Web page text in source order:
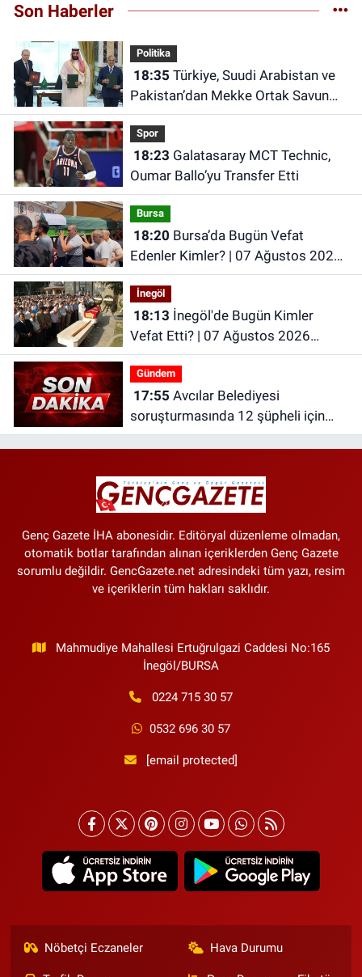
Son Haberler
Politika
18:35
Pakistan’dan Mekke Ortak Savunma
Anlaşması
Spor
18:23
Oumar Ballo’yu Transfer Etti
Bursa
18:20
Edenler Kimler? | 07 Ağustos 2026
Cuma
İnegöl
18:13
Vefat Etti? | 07 Ağustos 2026
Cuma
Gündem
17:55
soruşturmasında 12 şüpheli için
tutuklama talebi
Genç Gazete İHA abonesidir. Editöryal düzenleme olmadan,
otomatik botlar tarafından alınan içeriklerden Genç Gazete
sorumlu değildir. GencGazete.net adresindeki tüm yazı, resim
ve içeriklerin tüm hakları saklıdır.
Mahmudiye Mahallesi Ertuğrulgazi Caddesi No:165
İnegöl/BURSA
0224 715 30 57
0532 696 30 57
[email protected]
Nöbetçi Eczaneler Hava Durumu